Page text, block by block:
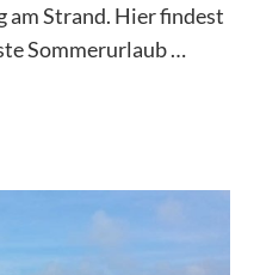
am Strand. Hier findest
Sommerurlaub …